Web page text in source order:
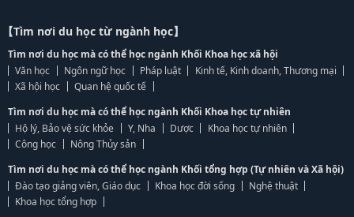
【Tìm nơi du học từ ngành học】
Tìm nơi du học mà có thể học ngành Khối Khoa học xã hội
Văn học
Ngôn ngữ học Pháp luật
Kinh tế, Kinh doanh, Thương mại
Xã hội học
Quan hệ quốc tế
Tìm nơi du học mà có thể học ngành Khối Khoa học tự nhiên
Hộ lý, Bảo vệ sức khỏe
Y, Nha Dược
Khoa học tự nhiên
Công học
Nông Thủy sản
Tìm nơi du học mà có thể học ngành Khối tổng hợp (Tự nhiên và Xã hội)
Đào tạo giảng viên, Giáo dục
Khoa học đời sống
Nghệ thuật
Khoa học tổng hợp